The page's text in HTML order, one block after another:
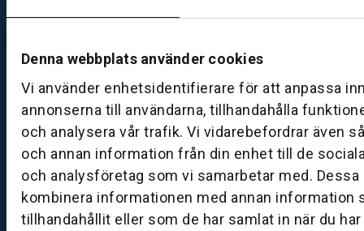
Denna webbplats använder cookies
Vi använder enhetsidentifierare för att anpassa
annonserna till användarna, tillhandahålla
och analysera vår trafik. Vi vidarebefordrar även
och annan information från din enhet till de
och analysföretag som vi samarbetar med. Dessa
kombinera informationen med annan information
tillhandahållit eller som de har samlat in när du
0
B
ut
ik
S
k
ö